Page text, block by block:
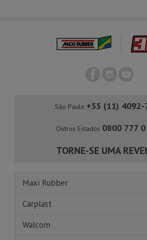
São Paulo +55 (11) 4092-
Outros Estados 0800 777
TORNE-SE UMA
Maxi Rubber
Carplast
Walcom